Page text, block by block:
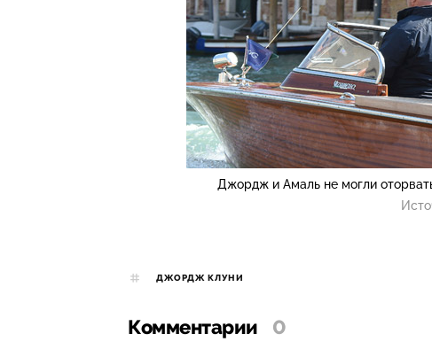
Джордж и Амаль не могли
ДЖОРДЖ КЛУНИ
Комментарии 0